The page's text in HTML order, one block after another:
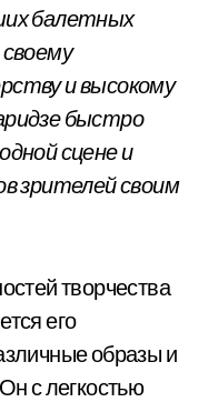
балетных
и высокому
быстро
сцене и
зрителей своим
творчества
его
образы и
с легкостью